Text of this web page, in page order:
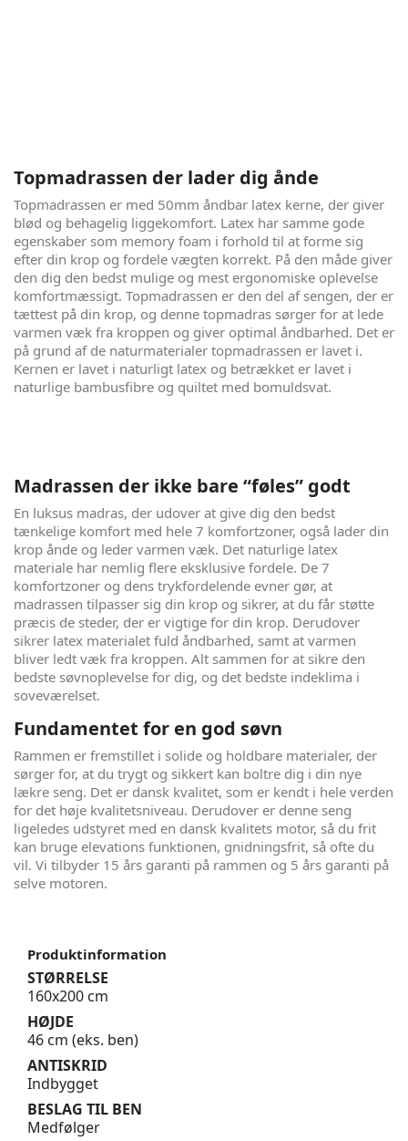
Topmadrassen der lader dig ånde
Topmadrassen er med 50mm åndbar latex kerne, der giver
blød og behagelig liggekomfort. Latex har samme gode
egenskaber som memory foam i forhold til at forme sig
efter din krop og fordele vægten korrekt. På den måde giver
den dig den bedst mulige og mest ergonomiske oplevelse
komfortmæssigt. Topmadrassen er den del af sengen, der er
tættest på din krop, og denne topmadras sørger for at lede
varmen væk fra kroppen og giver optimal åndbarhed. Det er
på grund af de naturmaterialer topmadrassen er lavet i.
Kernen er lavet i naturligt latex og betrækket er lavet i
naturlige bambusfibre og quiltet med bomuldsvat.
Madrassen der ikke bare “føles” godt
En luksus madras, der udover at give dig den bedst
tænkelige komfort med hele 7 komfortzoner, også lader din
krop ånde og leder varmen væk. Det naturlige latex
materiale har nemlig flere eksklusive fordele. De 7
komfortzoner og dens trykfordelende evner gør, at
madrassen tilpasser sig din krop og sikrer, at du får støtte
præcis de steder, der er vigtige for din krop. Derudover
sikrer latex materialet fuld åndbarhed, samt at varmen
bliver ledt væk fra kroppen. Alt sammen for at sikre den
bedste søvnoplevelse for dig, og det bedste indeklima i
soveværelset.
Fundamentet for en god søvn
Rammen er fremstillet i solide og holdbare materialer, der
sørger for, at du trygt og sikkert kan boltre dig i din nye
lækre seng. Det er dansk kvalitet, som er kendt i hele verden
for det høje kvalitetsniveau. Derudover er denne seng
ligeledes udstyret med en dansk kvalitets motor, så du frit
kan bruge elevations funktionen, gnidningsfrit, så ofte du
vil. Vi tilbyder 15 års garanti på rammen og 5 års garanti på
selve motoren.
Produktinformation
STØRRELSE
160x200 cm
HØJDE
46 cm (eks. ben)
ANTISKRID
Indbygget
BESLAG TIL BEN
Medfølger